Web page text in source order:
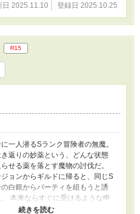
日 2025.11.10 登録日 2025.10.25
R15
一人潜るSランク冒険者の無魔。
返りの妙薬という、どんな状態
せる薬を落とす魔物の討伐だ。
ョンからギルドに帰ると、同じS
白銀からパーティを組もうと誘
本来ならすぐに受けるような申
魔は一向にその申し出を受けよう